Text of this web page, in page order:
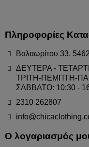
Πληροφορίες
Βαλαωρίτου 33,
ΔΕΥΤΕΡΑ -
ΤΡΙΤΗ-ΠΕΜΠΤΗ-
ΣΑΒΒΑΤΟ: 10:30 -
2310 262807
Ο λογαριασμός